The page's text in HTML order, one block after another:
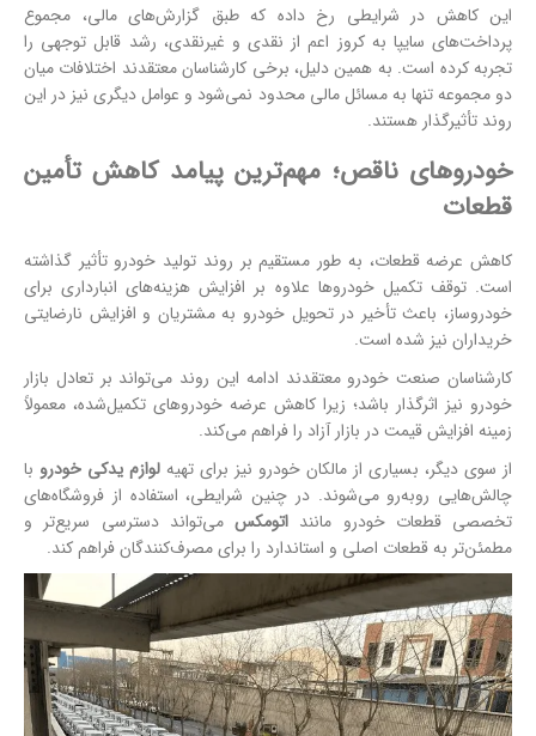
این کاهش در شرایطی رخ داده که طبق گزارش‌های مالی، مجموع
پرداخت‌های سایپا به کروز اعم از نقدی و غیرنقدی، رشد قابل توجهی را
تجربه کرده است. به همین دلیل، برخی کارشناسان معتقدند اختلافات میان
دو مجموعه تنها به مسائل مالی محدود نمی‌شود و عوامل دیگری نیز در این
روند تأثیرگذار هستند.
خودروهای ناقص؛ مهم‌ترین پیامد کاهش تأمین
قطعات
کاهش عرضه قطعات، به طور مستقیم بر روند تولید خودرو تأثیر گذاشته
است. توقف تکمیل خودروها علاوه بر افزایش هزینه‌های انبارداری برای
خودروساز، باعث تأخیر در تحویل خودرو به مشتریان و افزایش نارضایتی
خریداران نیز شده است.
کارشناسان صنعت خودرو معتقدند ادامه این روند می‌تواند بر تعادل بازار
خودرو نیز اثرگذار باشد؛ زیرا کاهش عرضه خودروهای تکمیل‌شده، معمولاً
زمینه افزایش قیمت در بازار آزاد را فراهم می‌کند.
از سوی دیگر، بسیاری از مالکان خودرو نیز برای تهیه لوازم یدکی خودرو با
چالش‌هایی روبه‌رو می‌شوند. در چنین شرایطی، استفاده از فروشگاه‌های
تخصصی قطعات خودرو مانند اتومکس می‌تواند دسترسی سریع‌تر و
مطمئن‌تر به قطعات اصلی و استاندارد را برای مصرف‌کنندگان فراهم کند.